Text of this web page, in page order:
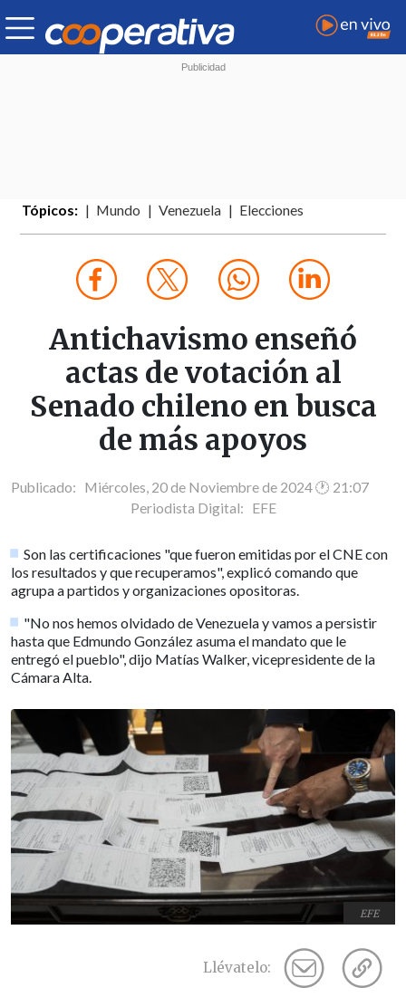
Tópicos: Mundo Venezuela Elecciones
Antichavismo enseñó
actas de votación al
Senado chileno en busca
de más apoyos
Publicado: Miércoles, 20 de Noviembre de 2024 🕐 21:07
Periodista Digital: EFE
Son las certificaciones "que fueron emitidas por el CNE con
los resultados y que recuperamos", explicó comando que
agrupa a partidos y organizaciones opositoras.
"No nos hemos olvidado de Venezuela y vamos a persistir
hasta que Edmundo González asuma el mandato que le
entregó el pueblo", dijo Matías Walker, vicepresidente de la
Cámara Alta.
EFE
Llévatelo: